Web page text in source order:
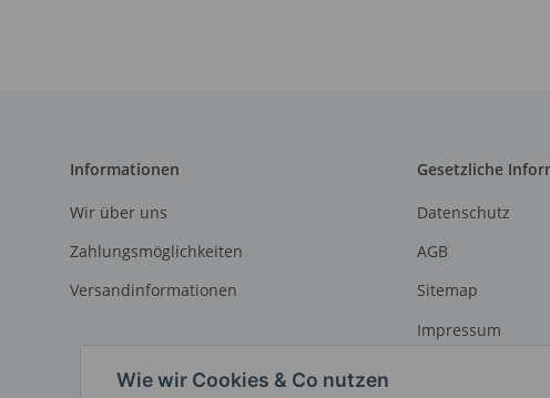
Wie wir Cookies & Co nutzen
Informationen
Wir über uns
Zahlungsmöglichkeiten
Versandinformationen
Gesetzliche
Datenschutz
AGB
Sitemap
Impressum